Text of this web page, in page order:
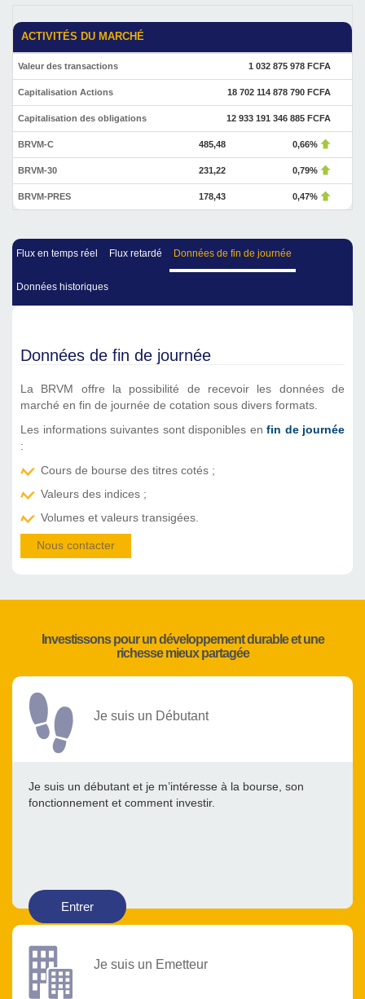
ACTIVITÉS DU MARCHÉ
Valeur des transactions 1 032 875 978 FCFA
Capitalisation Actions 18 702 114 878 790 FCFA
Capitalisation des obligations 12 933 191 346 885 FCFA
BRVM-C 485,48 0,66%
BRVM-30 231,22 0,79%
BRVM-PRES 178,43 0,47%
Flux en temps réel Flux retardé Données de fin de journée
Données historiques
Données de fin de journée
La BRVM offre la possibilité de recevoir les données de
marché en fin de journée de cotation sous divers formats.
Les informations suivantes sont disponibles en fin de journée
:
Cours de bourse des titres cotés ;
Valeurs des indices ;
Volumes et valeurs transigées.
Nous contacter
Investissons pour un développement durable et une
richesse mieux partagée
Je suis un Débutant
Je suis un débutant et je m’intéresse à la bourse, son
fonctionnement et comment investir.
Entrer
Je suis un Emetteur